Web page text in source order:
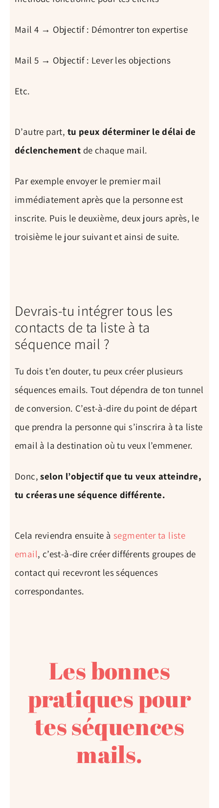
Mail 4 → Objectif : Démontrer ton expertise
Mail 5 → Objectif : Lever les objections
Etc.
D’autre part, tu peux déterminer le délai de
déclenchement de chaque mail.
Par exemple envoyer le premier mail
immédiatement après que la personne est
inscrite. Puis le deuxième, deux jours après, le
troisième le jour suivant et ainsi de suite.
Devrais-tu intégrer tous les
contacts de ta liste à ta
séquence mail ?
Tu dois t’en douter, tu peux créer plusieurs
séquences emails. Tout dépendra de ton tunnel
de conversion. C’est-à-dire du point de départ
que prendra la personne qui s’inscrira à ta liste
email à la destination où tu veux l’emmener.
Donc,selon l’objectif que tu veux atteindre,
tu créeras une séquence différente.
Cela reviendra ensuite à segmenter ta liste
email, c’est-à-dire créer différents groupes de
contact qui recevront les séquences
correspondantes.
Les bonnes
pratiques pour
tes séquences
mails.